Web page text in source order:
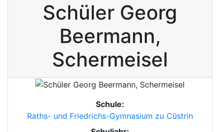
Schüler Georg
Beermann,
Schermeisel
Schule:
Raths- und Friedrichs-Gymnasium zu Cüstrin